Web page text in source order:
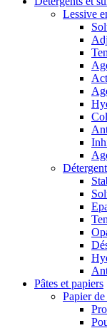
Lessive
Pâtes et papiers
Papier